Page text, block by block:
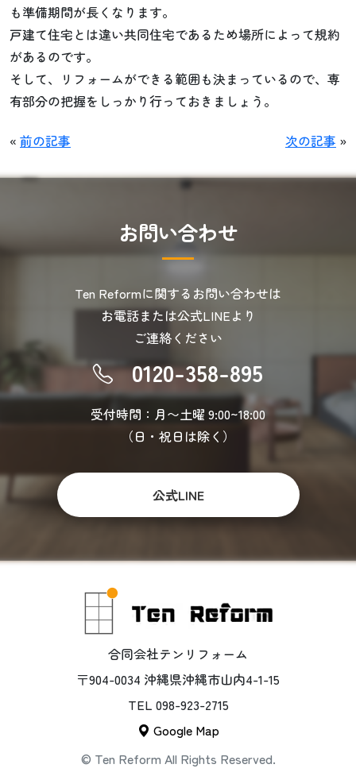
も準備期間が長くなります。
戸建て住宅とは違い共同住宅であるため場所によって規約
があるのです。
そして、リフォームができる範囲も決まっているので、専
有部分の把握をしっかり行っておきましょう。
« 前の記事 次の記事 »
お問い合わせ
Ten Reformに関するお問い合わせは
お電話または公式LINEより
ご連絡ください
0120-358-895
受付時間：月〜土曜 9:00~18:00
（日・祝日は除く）
公式LINE
合同会社テンリフォーム
〒904-0034 沖縄県沖縄市山内4-1-15
TEL 098-923-2715
Google Map
©️ Ten Reform All Rights Reserved.